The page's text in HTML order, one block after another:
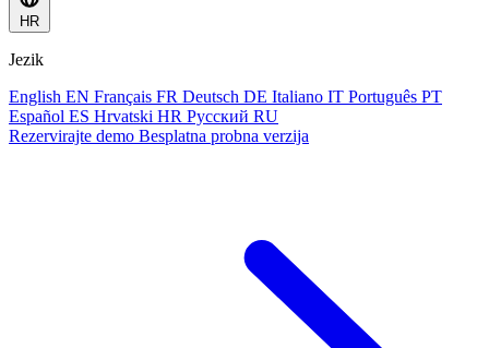
HR
Jezik
English EN Français FR Deutsch DE Italiano IT Português PT
Español ES Hrvatski HR Русский RU
Rezervirajte demo Besplatna probna verzija